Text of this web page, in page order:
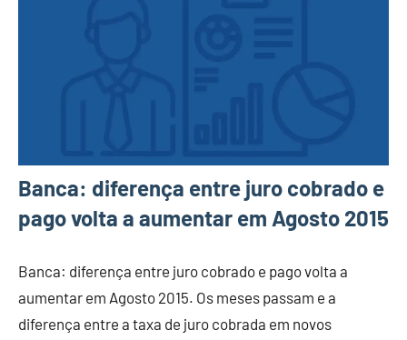
Banca: diferença entre juro cobrado e
pago volta a aumentar em Agosto 2015
Banca: diferença entre juro cobrado e pago volta a
aumentar em Agosto 2015. Os meses passam e a
diferença entre a taxa de juro cobrada em novos